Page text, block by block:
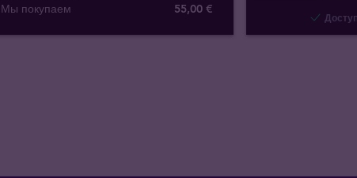
Мы покупаем
55,00 €